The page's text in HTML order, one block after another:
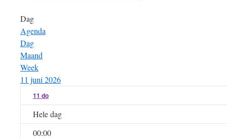
Dag
Agenda
Dag
Maand
Week
11 juni 2026
11 do
Hele dag
00:00